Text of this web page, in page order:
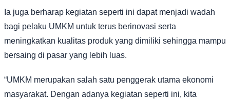
Ia juga berharap kegiatan seperti ini dapat menjadi wadah
bagi pelaku UMKM untuk terus berinovasi serta
meningkatkan kualitas produk yang dimiliki sehingga mampu
bersaing di pasar yang lebih luas.
“UMKM merupakan salah satu penggerak utama ekonomi
masyarakat. Dengan adanya kegiatan seperti ini, kita